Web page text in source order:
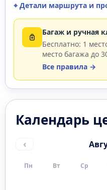
⌖ Детали маршрута и
Багаж и ручная
Бесплатно: 1
место багажа до
Все правила →
Календарь
‹
Пн Вт Ср